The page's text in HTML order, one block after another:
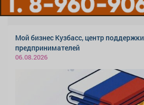
Мой бизнес Кузбасс, центр поддержки
предпринимателей
06.08.2026